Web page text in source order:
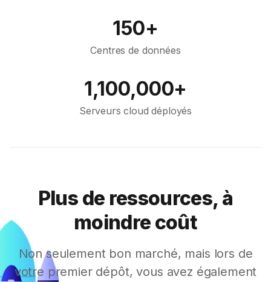
150+
Centres de données
1,100,000+
Serveurs cloud déployés
Plus de ressources, à
moindre coût
Non seulement bon marché, mais lors de
votre premier dépôt, vous avez également